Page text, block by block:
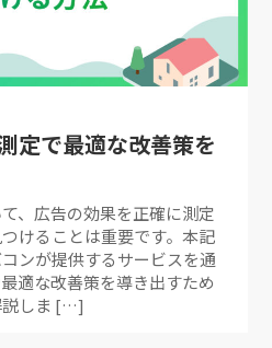
定で最適な改善策を
、広告の効果を正確に測定
けることは重要です。本記
ンが提供するサービスを通
適な改善策を導き出すため
説しま […]